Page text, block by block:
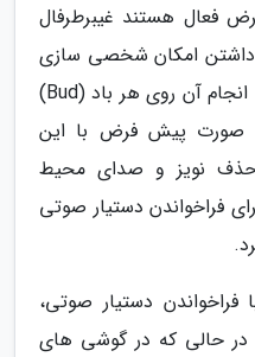
فعال هستند غیبرطرفال
داشتن امکان شخصی سازی
دارد و کاربر می تواند معین کند انجام آن روی هر باد (Bud)
صورت پیش فرض با این
نویز و صدای محیط
فراخواندن دستیار صوتی
دستیار صوتی،
حالی که در گوشی های